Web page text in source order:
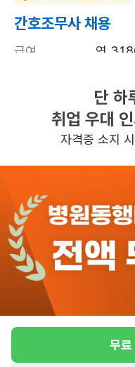
간호조무사 채용
급여
연
주5일
근무시간
관심
3일전등록
반경 3KM
단 하
취업 우대
자격증 소지
무료